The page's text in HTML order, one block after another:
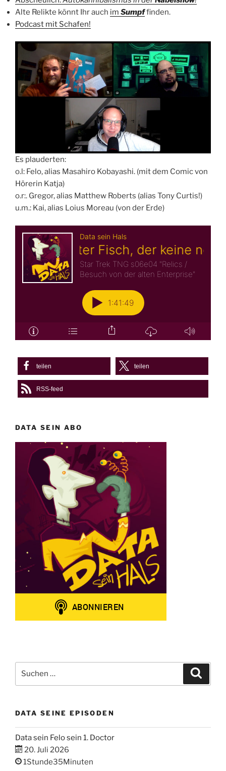
Alte Relikte könnt Ihr auch im Sumpffinden.
Podcast mit Schafen!
Es plauderten:
o.l: Felo, alias Masahiro Kobayashi. (mit dem Comic von
Hörerin Katja)
o.r:. Gregor, alias Matthew Roberts (alias Tony Curtis!)
u.m.: Kai, alias Loius Moreau (von der Erde)
teilen teilen
RSS-feed
DATA SEIN ABO
nach:
DATA SEINE EPISODEN
Data sein Felo sein 1. Doctor
20. Juli 2026
1Stunde35Minuten